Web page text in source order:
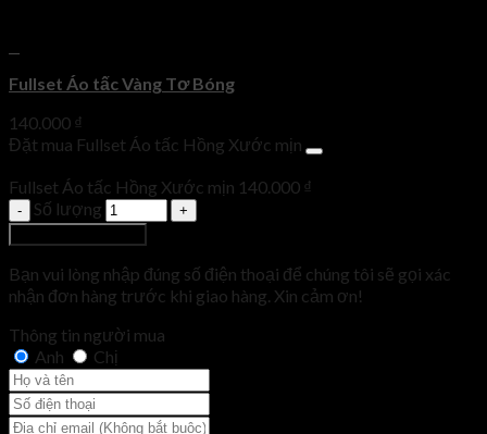
Fullset Áo tấc Vàng Tơ Bóng
140.000 ₫
Đặt mua Fullset Áo tấc Hồng Xước mịn
Fullset Áo tấc Hồng Xước mịn 140.000 ₫
Số lượng
Bạn vui lòng nhập đúng số điện thoại để chúng tôi sẽ gọi xác
nhận đơn hàng trước khi giao hàng. Xin cảm ơn!
Thông tin người mua
Anh
Chị